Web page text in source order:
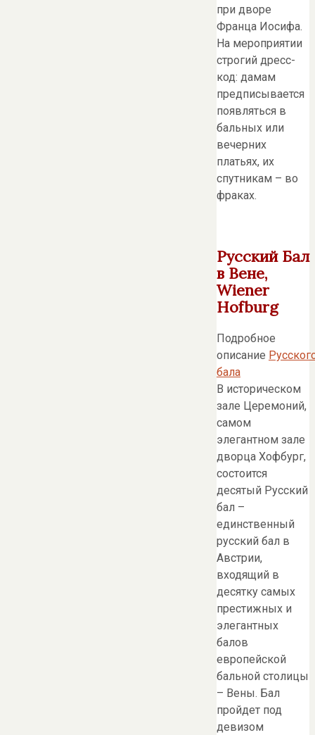
при дворе
Франца Иосифа.
На мероприятии
строгий дресс-
код: дамам
предписывается
появляться в
бальных или
вечерних
платьях, их
спутникам – во
фраках.
Русский Бал
в Вене,
Wiener
Hofburg
Подробное
описание
бала
В историческом
зале Церемоний,
самом
элегантном зале
дворца Хофбург,
состоится
десятый Русский
бал –
единственный
русский бал в
Австрии,
входящий в
десятку самых
престижных и
элегантных
балов
европейской
бальной столицы
– Вены. Бал
пройдет под
девизом